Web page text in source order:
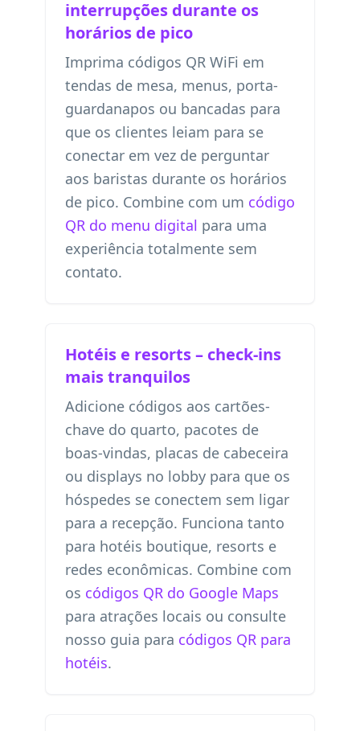
interrupções durante os
horários de pico
Imprima códigos QR WiFi em
tendas de mesa, menus, porta-
guardanapos ou bancadas para
que os clientes leiam para se
conectar em vez de perguntar
aos baristas durante os horários
de pico. Combine com um código
QR do menu digital para uma
experiência totalmente sem
contato.
Hotéis e resorts – check-ins
mais tranquilos
Adicione códigos aos cartões-
chave do quarto, pacotes de
boas-vindas, placas de cabeceira
ou displays no lobby para que os
hóspedes se conectem sem ligar
para a recepção. Funciona tanto
para hotéis boutique, resorts e
redes econômicas. Combine com
os códigos QR do Google Maps
para atrações locais ou consulte
nosso guia para códigos QR para
hotéis.